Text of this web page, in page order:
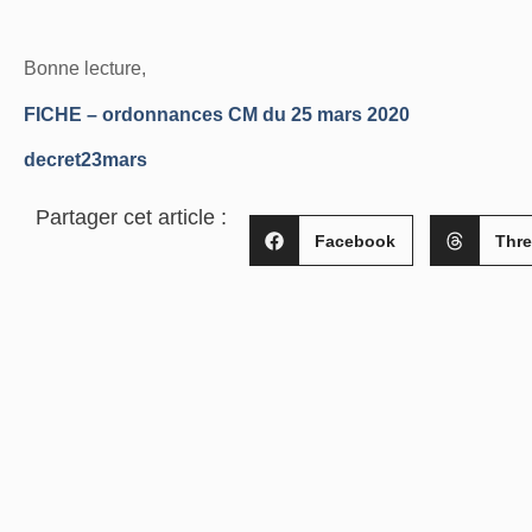
Bonne lecture,
FICHE – ordonnances CM du 25 mars 2020
decret23mars
Partager cet article :
Facebook